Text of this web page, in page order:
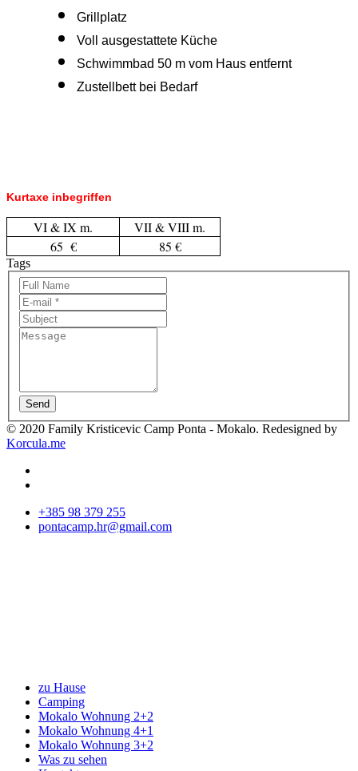
Grillplatz
Voll ausgestattete Küche
Schwimmbad 50 m vom Haus entfernt
Zustellbett bei Bedarf
Kurtaxe inbegriffen
VI & IX m.
VII & VIII m.
65 €
85 €
Tags
Send
© 2020 Family Kristicevic Camp Ponta - Mokalo. Redesigned by
Korcula.me
+385 98 379 255
pontacamp.hr@gmail.com
zu Hause
Camping
Mokalo Wohnung 2+2
Mokalo Wohnung 4+1
Mokalo Wohnung 3+2
Was zu sehen